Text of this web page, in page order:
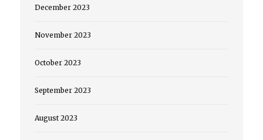
December 2023
November 2023
October 2023
September 2023
August 2023